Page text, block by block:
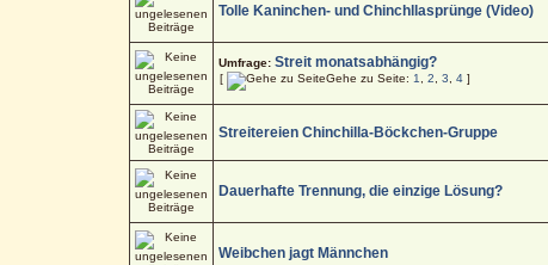
Tolle Kaninchen- und Chinchllasprünge (Video)
Umfrage: Streit monatsabhängig?
[ Gehe zu Seite: 1 2 3 4]
Streitereien Chinchilla-Böckchen-Gruppe
Dauerhafte Trennung, die einzige Lösung?
Weibchen jagt Männchen